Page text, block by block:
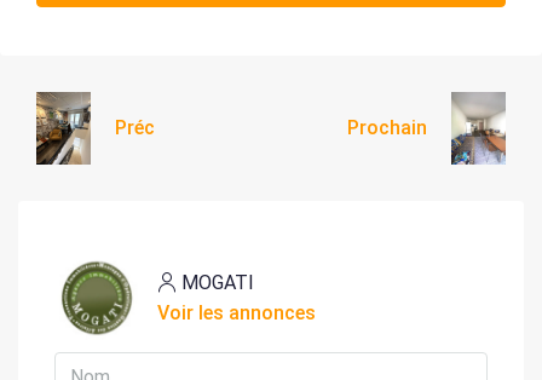
Préc Prochain
MOGATI
Voir les annonces